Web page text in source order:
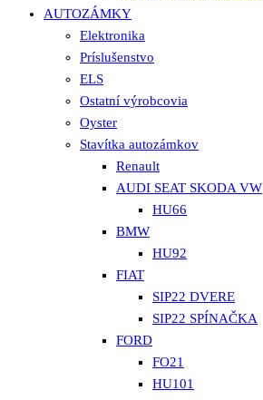
AUTOZÁMKY
Elektronika
Príslušenstvo
ELS
Ostatní výrobcovia
Oyster
Stavítka autozámkov
Renault
AUDI SEAT SKODA VW
HU66
BMW
HU92
FIAT
SIP22 DVERE
SIP22 SPÍNAČKA
FORD
FO21
HU101